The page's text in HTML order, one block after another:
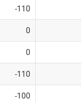
-110
0
0
-110
-100